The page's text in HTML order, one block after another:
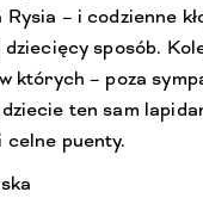
Rysia – i codzienne
dziecięcy sposób.
których – poza
ten sam
celne puenty.